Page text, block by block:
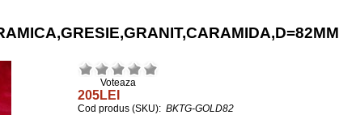
Voteaza
205LEI
Cod produs (SKU): BKTG-GOLD82